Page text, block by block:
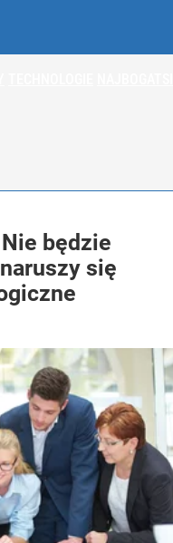
będzie
się